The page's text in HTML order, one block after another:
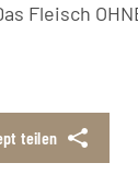
Fleisch
teilen